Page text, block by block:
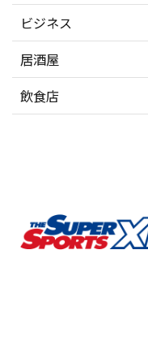
ビジネス
居酒屋
飲食店